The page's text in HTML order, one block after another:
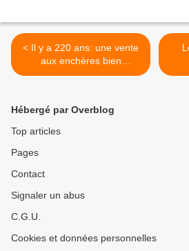
< Il y a 220 ans: une vente
aux enchères bien
compliquée (2/3: soixante-
Hébergé par Overblog
Top articles
Pages
Contact
Signaler un abus
C.G.U.
Cookies et données personnelles